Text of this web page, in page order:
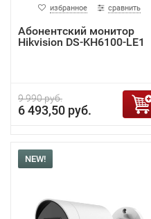
избранное сравнить
Абонентский монитор
Hikvision DS-KH6100-LE1
9 990 руб.
6 493,50 руб.
NEW!